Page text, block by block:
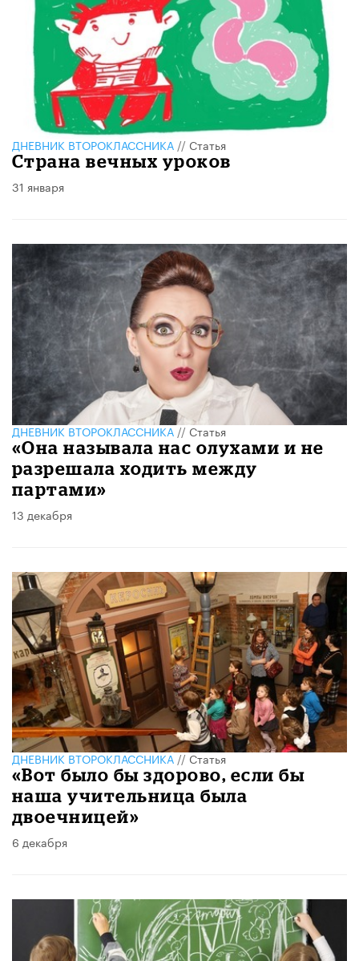
ДНЕВНИК ВТОРОКЛАССНИКА // Статья
Страна вечных уроков
31 января
ДНЕВНИК ВТОРОКЛАССНИКА//Статья
«Она называла нас олухами и не
разрешала ходить между
партами»
13 декабря
ДНЕВНИК ВТОРОКЛАССНИКА//Статья
«Вот было бы здорово, если бы
наша учительница была
двоечницей»
6 декабря